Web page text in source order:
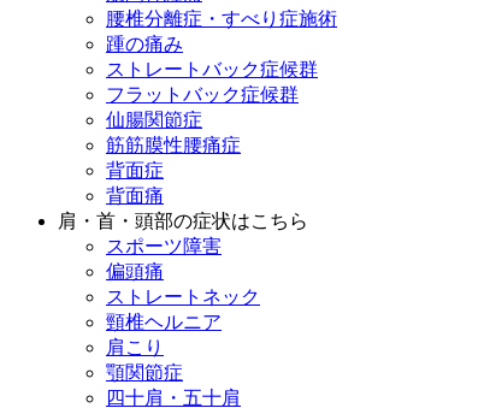
腰椎分離症・すべり症施術
踵の痛み
ストレートバック症候群
フラットバック症候群
仙腸関節症
筋筋膜性腰痛症
背面症
背面痛
肩・首・頭部の症状はこちら
スポーツ障害
偏頭痛
ストレートネック
頸椎ヘルニア
肩こり
顎関節症
四十肩・五十肩